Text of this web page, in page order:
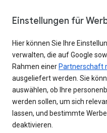
Einstellungen für
Hier können Sie Ihre
verwalten, die auf Google
Rahmen einer Partnerschaft
ausgeliefert werden. Sie
auswählen, ob Ihre
werden sollen, um sich
lassen, und bestimmte
deaktivieren.